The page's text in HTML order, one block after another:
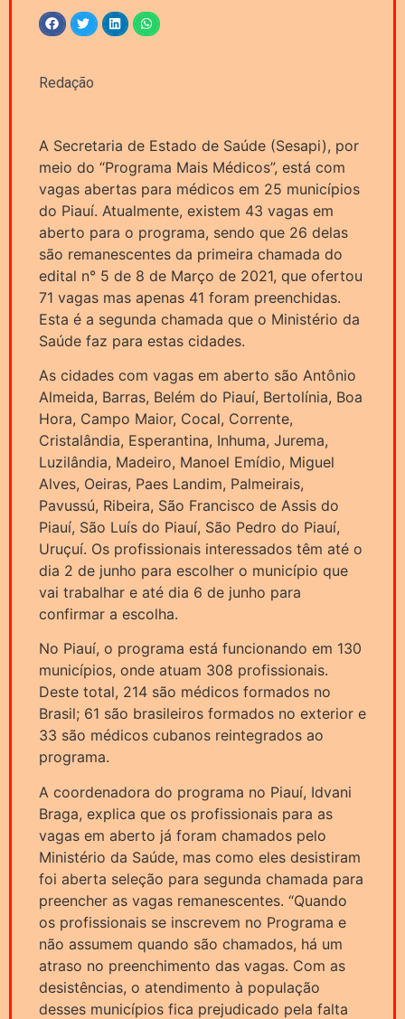
Redação
A Secretaria de Estado de Saúde (Sesapi), por
meio do “Programa Mais Médicos”, está com
vagas abertas para médicos em 25 municípios
do Piauí. Atualmente, existem 43 vagas em
aberto para o programa, sendo que 26 delas
são remanescentes da primeira chamada do
edital n° 5 de 8 de Março de 2021, que ofertou
71 vagas mas apenas 41 foram preenchidas.
Esta é a segunda chamada que o Ministério da
Saúde faz para estas cidades.
As cidades com vagas em aberto são Antônio
Almeida, Barras, Belém do Piauí, Bertolínia, Boa
Hora, Campo Maior, Cocal, Corrente,
Cristalândia, Esperantina, Inhuma, Jurema,
Luzilândia, Madeiro, Manoel Emídio, Miguel
Alves, Oeiras, Paes Landim, Palmeirais,
Pavussú, Ribeira, São Francisco de Assis do
Piauí, São Luís do Piauí, São Pedro do Piauí,
Uruçuí. Os profissionais interessados têm até o
dia 2 de junho para escolher o município que
vai trabalhar e até dia 6 de junho para
confirmar a escolha.
No Piauí, o programa está funcionando em 130
municípios, onde atuam 308 profissionais.
Deste total, 214 são médicos formados no
Brasil; 61 são brasileiros formados no exterior e
33 são médicos cubanos reintegrados ao
programa.
A coordenadora do programa no Piauí, Idvani
Braga, explica que os profissionais para as
vagas em aberto já foram chamados pelo
Ministério da Saúde, mas como eles desistiram
foi aberta seleção para segunda chamada para
preencher as vagas remanescentes. “Quando
os profissionais se inscrevem no Programa e
não assumem quando são chamados, há um
atraso no preenchimento das vagas. Com as
desistências, o atendimento à população
desses municípios fica prejudicado pela falta